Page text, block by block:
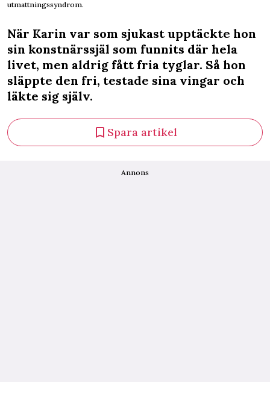
utmattningssyndrom.
När Karin var som sjukast upptäckte hon
sin konstnärssjäl som funnits där hela
livet, men aldrig fått fria tyglar. Så hon
släppte den fri, testade sina vingar och
läkte sig själv.
Spara artikel
Annons